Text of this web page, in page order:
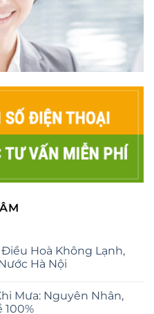
Hoà Không Lạnh,
Hà Nội
Mưa: Nguyên Nhân,
100%